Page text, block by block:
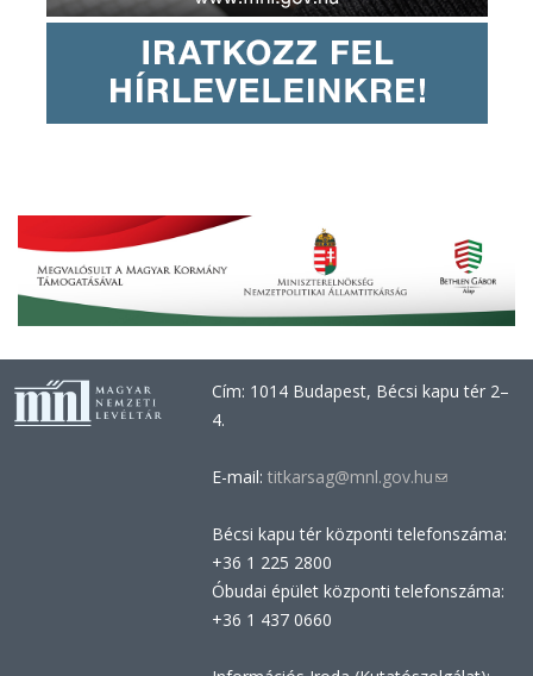
Cím: 1014 Budapest, Bécsi kapu tér 2–
4.
E-mail: titkarsag@mnl.gov.hu(link
e-
Bécsi kapu tér központi telefonszáma:
+36 1 225 2800
Óbudai épület központi telefonszáma:
+36 1 437 0660